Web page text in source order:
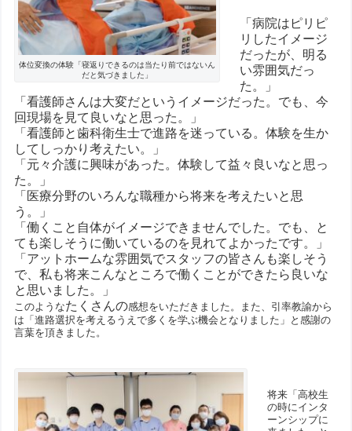
体位変換の体験「寝返りできるのは当たり前ではないん
だと気づきました」
「病院はピリピ
リしたイメージ
だったが、明る
い雰囲気だっ
た。」
「看護師さんは大変だというイメージだった。でも、今
回現場を見て良いなと思った。」
「看護師と歯科衛生士で進路を迷っている。体験を生か
してしっかり考えたい。」
「元々介護に興味があった。体験して益々良いなと思っ
た。」
「医療分野のいろんな職種から将来を考えたいと思
う。」
「働くこと自体がイメージできませんでした。でも、と
ても楽しそうに働いているのを見れてよかったです。」
「アットホームな雰囲気でスタッフの皆さんも楽しそう
で、私も将来こんなところで働くことができたら良いな
と思いました。」
このようなたくさんの感想をいただきました。また、引率教諭から
は「進路選択を考えるうえで多くを学ぶ機会となりました」と感謝の
言葉を頂きました。
将来「高校生
の時にインタ
ーンシップに